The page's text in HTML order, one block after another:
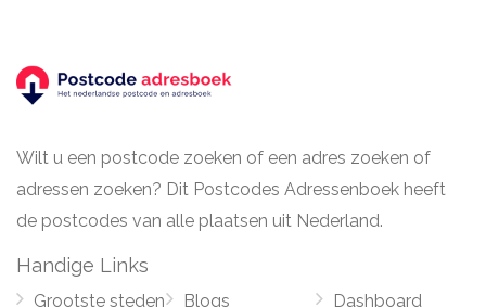
Wilt u een postcode zoeken of een adres zoeken of
adressen zoeken? Dit Postcodes Adressenboek heeft
de postcodes van alle plaatsen uit Nederland.
Handige Links
Grootste steden Blogs Dashboard